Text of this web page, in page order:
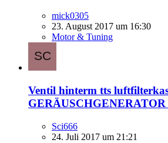
mick0305
23. August 2017 um 16:30
Motor & Tuning
Ventil hinterm tts
GERÄUSCHGENERATOR
Sci666
24. Juli 2017 um 21:21